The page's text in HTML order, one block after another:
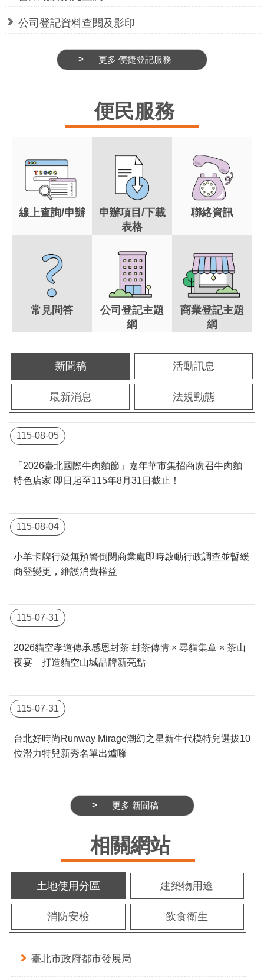
公司登記資料查閱及影印
更多 便捷登記服務
便民服務
線上查詢/申辦
申辦項目/下載
表格
聯絡資訊
常見問答
公司登記主題
網
商業登記主題
網
新聞稿 活動訊息
最新消息 法規動態
115-08-05
「2026臺北國際牛肉麵節」嘉年華市集招商廣召牛肉麵
特色店家 即日起至115年8月31日截止！
115-08-04
小羊卡牌行疑無預警倒閉商業處即時啟動行政調查並暫緩
商登變更，維護消費權益
115-07-31
2026貓空孝道傳承感恩封茶 封茶傳情 × 尋貓集章 × 茶山
夜宴 打造貓空山城品牌新亮點
115-07-31
台北好時尚Runway Mirage潮幻之星新生代模特兒選拔10
位潛力特兒新秀名單出爐囉
更多 新聞稿
相關網站
土地使用分區 建築物用途
消防安檢 飲食衛生
臺北市政府都市發展局